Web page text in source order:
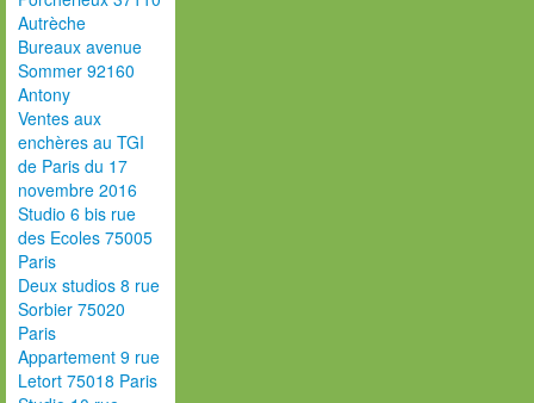
Autrèche
Bureaux avenue
Sommer 92160
Antony
Ventes aux
enchères au TGI
de Paris du 17
novembre 2016
Studio 6 bis rue
des Ecoles 75005
Paris
Deux studios 8 rue
Sorbier 75020
Paris
Appartement 9 rue
Letort 75018 Paris